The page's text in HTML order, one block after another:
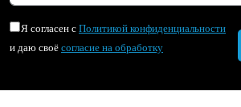
Я согласен с Политикой конфиденциальности
и даю своё согласие на обработку